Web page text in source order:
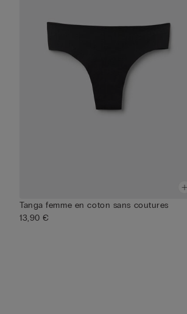
Tanga femme en coton sans coutures
13,90 €